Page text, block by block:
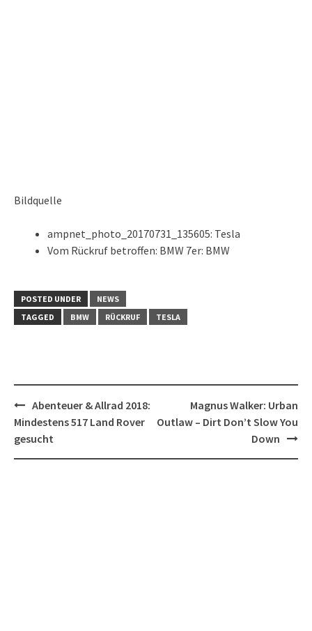
Bildquelle
ampnet_photo_20170731_135605: Tesla
Vom Rückruf betroffen: BMW 7er: BMW
POSTED UNDER
NEWS
TAGGED
BMW RÜCKRUF TESLA
Post
navigation
Abenteuer & Allrad 2018:
Mindestens 517 Land Rover
gesucht
Magnus Walker: Urban
Outlaw – Dirt Don’t Slow You
Down